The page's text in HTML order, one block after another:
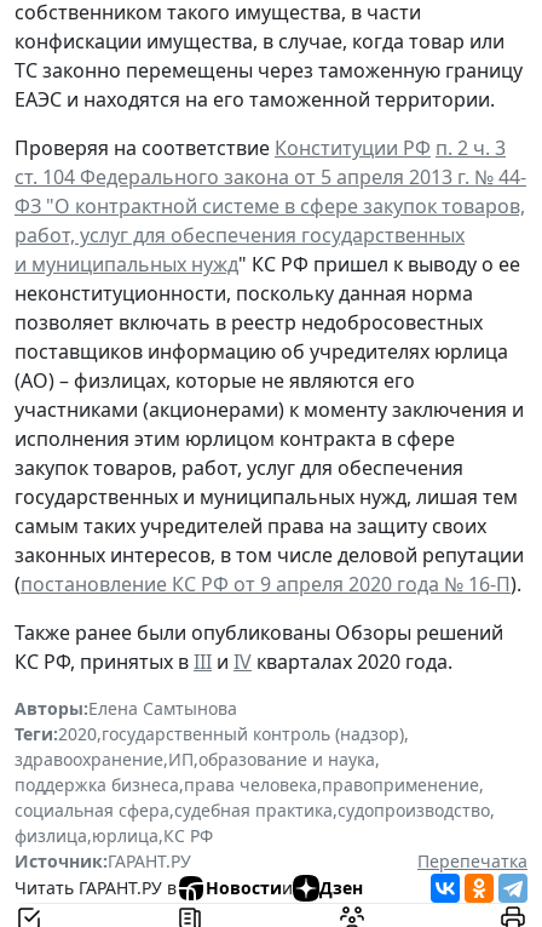
собственником такого имущества, в части
конфискации имущества, в случае, когда товар или
ТС законно перемещены через таможенную границу
ЕАЭС и находятся на его таможенной территории.
Проверяя на соответствие Конституции РФ п. 2 ч. 3
ст. 104 Федерального закона от 5 апреля 2013 г. № 44-
ФЗ "О контрактной системе в сфере закупок товаров,
работ, услуг для обеспечения государственных
и муниципальных нужд" КС РФ пришел к выводу о ее
неконституционности, поскольку данная норма
позволяет включать в реестр недобросовестных
поставщиков информацию об учредителях юрлица
(АО) – физлицах, которые не являются его
участниками (акционерами) к моменту заключения и
исполнения этим юрлицом контракта в сфере
закупок товаров, работ, услуг для обеспечения
государственных и муниципальных нужд, лишая тем
самым таких учредителей права на защиту своих
законных интересов, в том числе деловой репутации
(постановление КС РФ от 9 апреля 2020 года № 16-П).
Также ранее были опубликованы Обзоры решений
КС РФ, принятых вIII и IV кварталах 2020 года.
Авторы:Елена Самтынова
Теги:2020,государственный контроль (надзор),
здравоохранение,ИП,образование и наука,
поддержка бизнеса,права человека,правоприменение,
социальная сфера,судебная практика,судопроизводство,
физлица,юрлица,КС РФ
Источник:ГАРАНТ.РУ
Перепечатка
Читать ГАРАНТ.РУ в
Новостии Дзен